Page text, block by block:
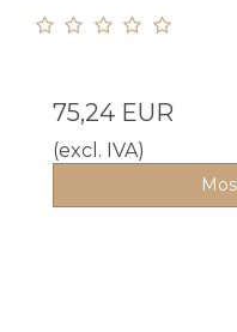
75,24 EUR
(excl. IVA)